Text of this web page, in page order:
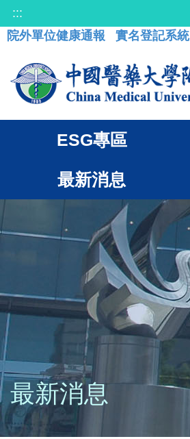
:::
院外單位健康通報
實名登記系統
ESG專區
最新消息
最新消息